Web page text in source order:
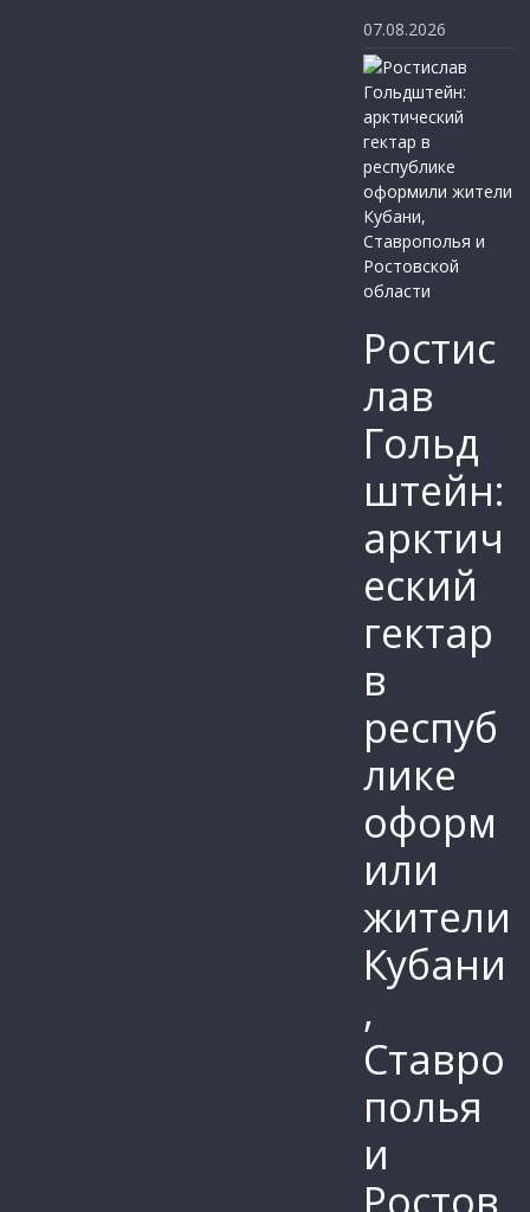
07.08.2026
Ростис
лав
Гольд
штейн:
арктич
еский
гектар
в
респуб
лике
оформ
или
жители
Кубани
,
Ставро
полья
и
Ростов